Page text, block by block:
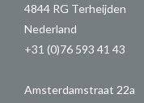
4844 RG Terheijden
Nederland
+31 (0)76 593 41 43
Amsterdamstraat 22a